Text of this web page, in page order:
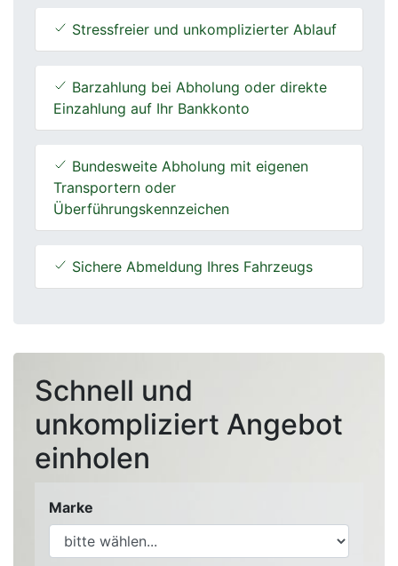
Stressfreier und unkomplizierter Ablauf
Barzahlung bei Abholung oder direkte
Einzahlung auf Ihr Bankkonto
Bundesweite Abholung mit eigenen
Transportern oder
Überführungskennzeichen
Sichere Abmeldung Ihres Fahrzeugs
Schnell und
unkompliziert Angebot
einholen
Marke